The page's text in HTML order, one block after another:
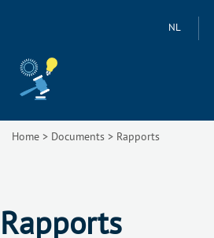
NL
Home > Documents > Rapports
Rapports